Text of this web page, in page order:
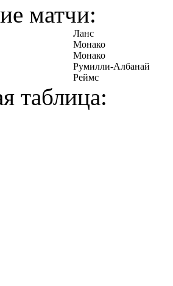
матчи:
Ланс
Монако
Монако
Румилли-Албанай
Реймс
таблица: